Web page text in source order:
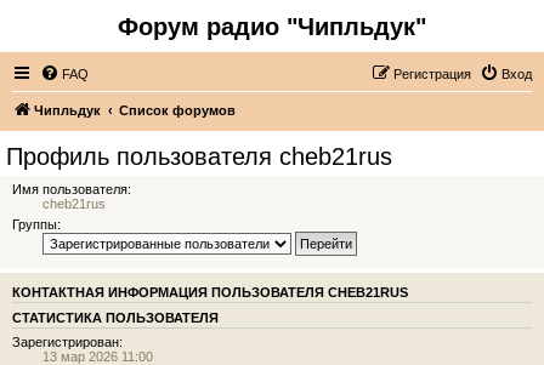
Форум радио "Чипльдук"
FAQ Вход
Регистрация
Чипльдук Список форумов
Профиль пользователя cheb21rus
Имя пользователя:
cheb21rus
Группы:
КОНТАКТНАЯ ИНФОРМАЦИЯ ПОЛЬЗОВАТЕЛЯ CHEB21RUS
СТАТИСТИКА ПОЛЬЗОВАТЕЛЯ
Зарегистрирован:
13 мар 2026 11:00